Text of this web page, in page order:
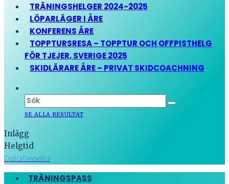
TRÄNINGSHELGER 2024-2025
LÖPARLÄGER I ÅRE
KONFERENS ÅRE
TOPPTURSRESA – TOPPTUR OCH OFFPISTHELG
FÖR TJEJER, SVERIGE 2025
SKIDLÄRARE ÅRE – PRIVAT SKIDCOACHNING
SE ALLA RESULTAT
Inlägg
Helgtid
DelaTweeta
TRÄNINGSPASS